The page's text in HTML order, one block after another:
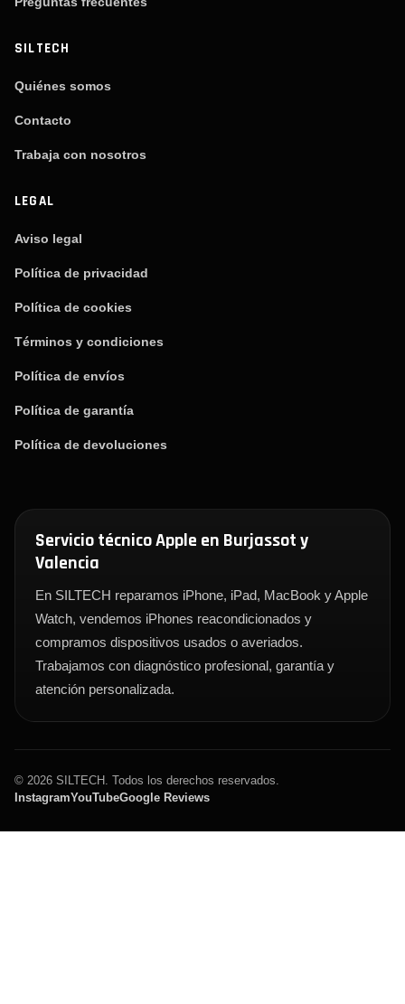
SILTECH
Quiénes somos
Contacto
Trabaja con nosotros
LEGAL
Aviso legal
Política de privacidad
Política de cookies
Términos y condiciones
Política de envíos
Política de garantía
Política de devoluciones
Servicio técnico Apple en Burjassot y
Valencia
En SILTECH reparamos iPhone, iPad, MacBook y Apple
Watch, vendemos iPhones reacondicionados y
compramos dispositivos usados o averiados.
Trabajamos con diagnóstico profesional, garantía y
atención personalizada.
© 2026 SILTECH. Todos los derechos reservados.
InstagramYouTubeGoogle Reviews